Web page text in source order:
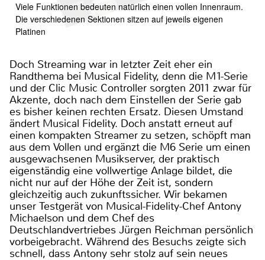
Viele Funktionen bedeuten natürlich einen vollen Innenraum.
Die verschiedenen Sektionen sitzen auf jeweils eigenen
Platinen
Doch Streaming war in letzter Zeit eher ein
Randthema bei Musical Fidelity, denn die M1-Serie
und der Clic Music Controller sorgten 2011 zwar für
Akzente, doch nach dem Einstellen der Serie gab
es bisher keinen rechten Ersatz. Diesen Umstand
ändert Musical Fidelity. Doch anstatt erneut auf
einen kompakten Streamer zu setzen, schöpft man
aus dem Vollen und ergänzt die M6 Serie um einen
ausgewachsenen Musikserver, der praktisch
eigenständig eine vollwertige Anlage bildet, die
nicht nur auf der Höhe der Zeit ist, sondern
gleichzeitig auch zukunftssicher. Wir bekamen
unser Testgerät von Musical-Fidelity-Chef Antony
Michaelson und dem Chef des
Deutschlandvertriebes Jürgen Reichman persönlich
vorbeigebracht. Während des Besuchs zeigte sich
schnell, dass Antony sehr stolz auf sein neues